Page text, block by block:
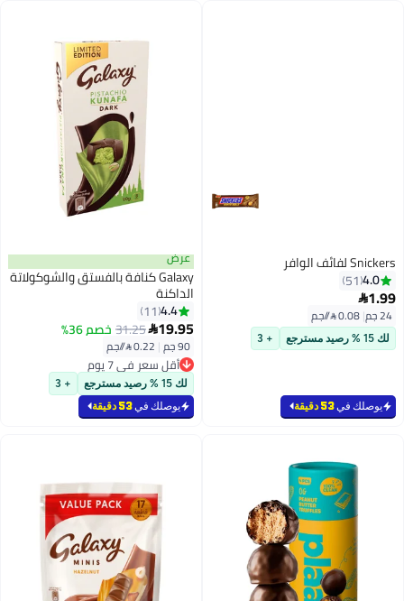
Snickers لفائف الوافر
4.0
51
1.99
24 جم |0.08 /⁨/جم⁩
لك 15 % رصيد مسترجع + 3
يوصلك في53 دقيقة
عرض
Galaxy كنافة بالفستق والشوكولاتة
الداكنة
4.4
11
19.95
31.25خصم 36%
90 جم |
أقل سعر في 7 يوم
أقل سعر في 7 يوملك 15 % رصيد مسترجع + 3
يوصلك في53 دقيقة